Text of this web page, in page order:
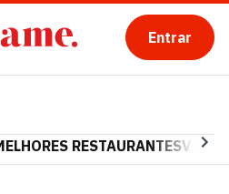
Entrar
RESTAURANTES